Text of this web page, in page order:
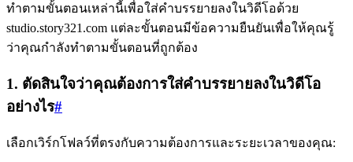
ทำตามขั้นตอนเหล่านี้เพื่อใส่คำบรรยายลงในวิดีโอด้วย
studio.story321.com แต่ละขั้นตอนมีข้อความยืนยันเพื่อให้คุณรู้
ว่าคุณกำลังทำตามขั้นตอนที่ถูกต้อง
1. ตัดสินใจว่าคุณต้องการใส่คำบรรยายลงในวิดีโอ
อย่างไร#
เลือกเวิร์กโฟลว์ที่ตรงกับความต้องการและระยะเวลาของคุณ: